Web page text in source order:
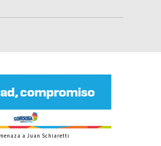
a Juan Schiaretti